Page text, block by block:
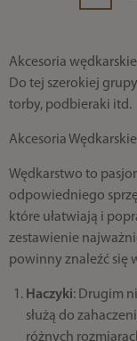
Akcesoria
Do tej szerokiej
torby, podbieraki itd.
Akcesoria Wędkarskie
Wędkarstwo to
odpowiedniego
które ułatwiają i
zestawienie
powinny znaleźć się
Haczyki: Drugim
służą do
różnych